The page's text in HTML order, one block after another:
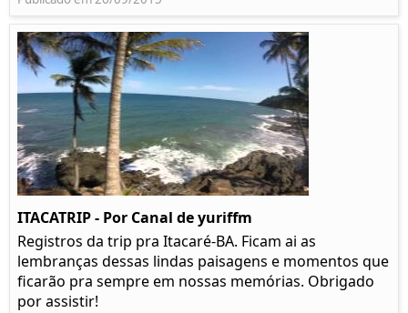
ITACATRIP - Por Canal de yuriffm
Registros da trip pra Itacaré-BA. Ficam ai as
lembranças dessas lindas paisagens e momentos que
ficarão pra sempre em nossas memórias. Obrigado
por assistir!